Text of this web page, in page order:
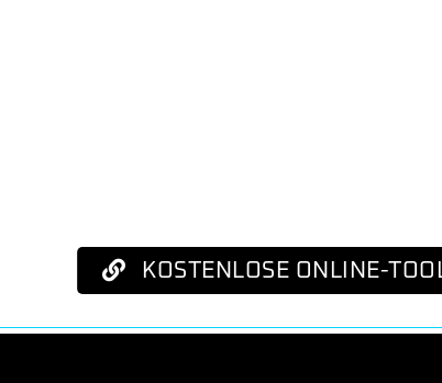
KOSTENLOSE ONLINE-